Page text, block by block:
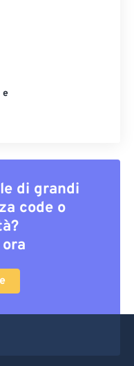
e
di grandi
code o